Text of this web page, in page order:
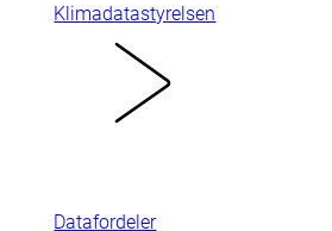
Klimadatastyrelsen
Datafordeler